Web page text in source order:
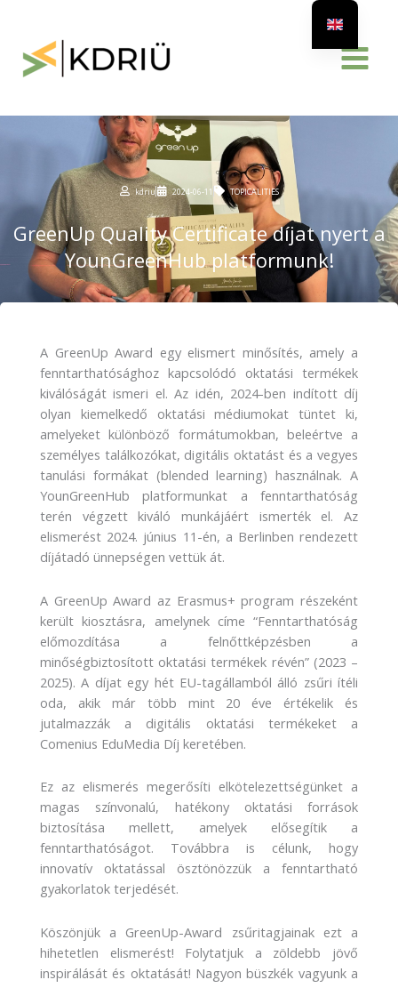
content
kdriu 2024-06-11 TOPICALITIES
GreenUp Quality Certificate díjat nyert a
YounGreenHub platformunk!
A GreenUp Award egy elismert minősítés, amely a
fenntarthatósághoz kapcsolódó oktatási termékek
kiválóságát ismeri el. Az idén, 2024-ben indított díj
olyan kiemelkedő oktatási médiumokat tüntet ki,
amelyeket különböző formátumokban, beleértve a
személyes találkozókat, digitális oktatást és a vegyes
tanulási formákat (blended learning) használnak. A
YounGreenHub platformunkat a fenntarthatóság
terén végzett kiváló munkájáért ismerték el. Az
elismerést 2024. június 11-én, a Berlinben rendezett
díjátadó ünnepségen vettük át.
A GreenUp Award az Erasmus+ program részeként
került kiosztásra, amelynek címe “Fenntarthatóság
előmozdítása a felnőttképzésben a
minőségbiztosított oktatási termékek révén” (2023 –
2025). A díjat egy hét EU-tagállamból álló zsűri ítéli
oda, akik már több mint 20 éve értékelik és
jutalmazzák a digitális oktatási termékeket a
Comenius EduMedia Díj keretében.
Ez az elismerés megerősíti elkötelezettségünket a
magas színvonalú, hatékony oktatási források
biztosítása mellett, amelyek elősegítik a
fenntarthatóságot. Továbbra is célunk, hogy
innovatív oktatással ösztönözzük a fenntartható
gyakorlatok terjedését.
Köszönjük a GreenUp-Award zsűritagjainak ezt a
hihetetlen elismerést! Folytatjuk a zöldebb jövő
inspirálását és oktatását! Nagyon büszkék vagyunk a